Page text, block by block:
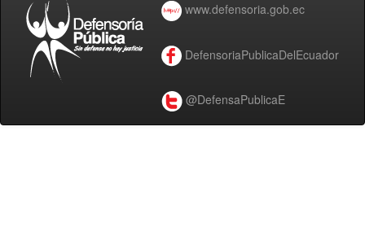
www.defensoria.gob.ec
DefensoriaPublicaDelEcuador
@DefensaPublicaE